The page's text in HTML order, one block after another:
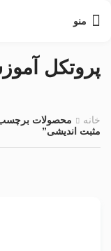
منو
پروتکل
خانه
محصولات
مثبت اندیشی”